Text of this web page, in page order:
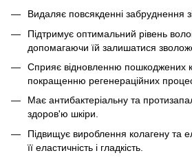
Видаляє повсякденні забруднення
Підтримує оптимальний рівень
допомагаючи їй залишатися
Сприяє відновленню пошкоджених
покращенню регенераційних
Має антибактеріальну та
здоров'ю шкіри.
Підвищує вироблення колагену та
її еластичність і гладкість.